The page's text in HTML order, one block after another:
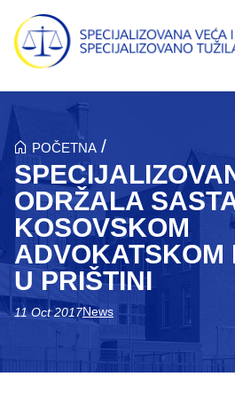
Skip to main content
POČETNA /
ODRŽALA
KOSOVSKOM
ADVOKATSKOM
U PRIŠTINI
11 Oct 2017News